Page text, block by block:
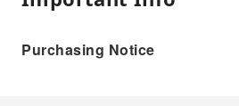
Purchasing Notice